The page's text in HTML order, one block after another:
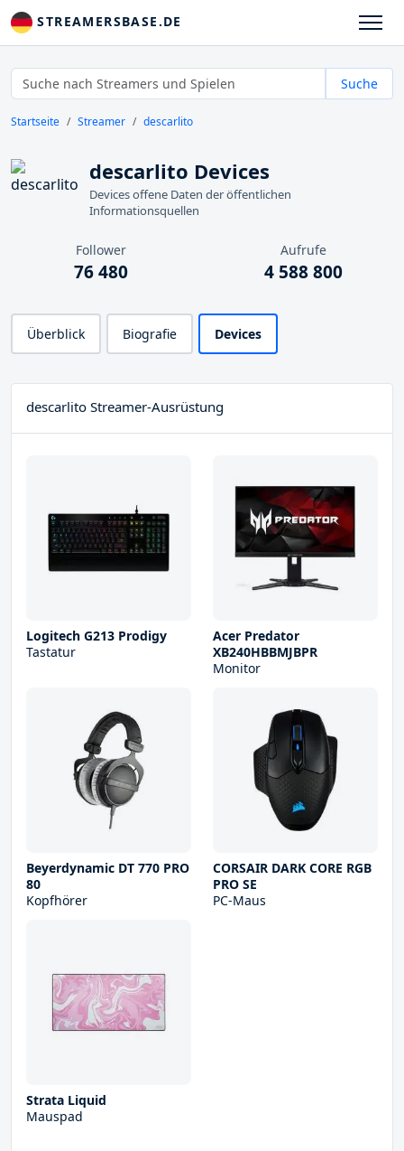
STREAMERSBASE.DE
Suche
Startseite Streamer descarlito
descarlito Devices
Devices offene Daten der öffentlichen
Informationsquellen
Follower
76 480
Aufrufe
4 588 800
Überblick Biografie Devices
descarlito Streamer-Ausrüstung
Logitech G213 Prodigy
Tastatur
Acer Predator
XB240HBBMJBPR
Monitor
Beyerdynamic DT 770 PRO
80
Kopfhörer
CORSAIR DARK CORE RGB
PRO SE
PC-Maus
Strata Liquid
Mauspad